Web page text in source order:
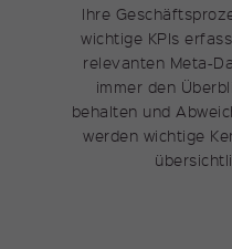
Ihre
wichtige KPIs
relevanten Meta-
immer den
behalten und
werden wichtige
Zweck
Cookie
über
Name _pk_id
Matomo